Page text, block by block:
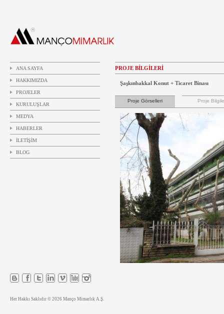
ANA SAYFA
HAKKIMIZDA
PROJELER
KURULUŞLAR
MEDYA
HABERLER
İLETİŞİM
BLOG
PROJE BİLGİLERİ
Şaşkınbakkal Konut + Ticaret Binası
Proje Görselleri Proje
Her Hakkı Saklıdır © 2026 Manço Mimarlık A.Ş.